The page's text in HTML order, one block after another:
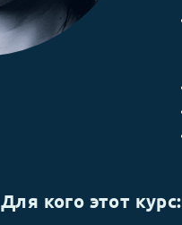
Для кого этот курс: